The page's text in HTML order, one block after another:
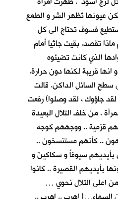
عيونها تُظهر الشر و الطمع
فسوف تحتاج الى كل
تقصد. بقيت جاثيا أمام
الذي كانت تضيئوه
قريبة لكنها دون حرارة.
السائل الداكن. قالت
جاؤوك ، لقد وصلوا) رفعت
. من خلف التلال البعيدة
قزمية .. ووجههم كوجه
.. كأنهم مستنسخون ..
بأيديهم سيوفاً و سكاكينَ و
بأيديهم القصيرة .. كانوا
اعلى التلال نحوي …